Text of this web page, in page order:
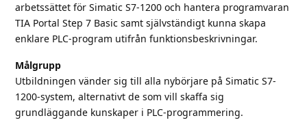
arbetssättet för Simatic S7-1200 och hantera programvaran
TIA Portal Step 7 Basic samt självständigt kunna skapa
enklare PLC-program utifrån funktionsbeskrivningar.
Målgrupp
Utbildningen vänder sig till alla nybörjare på Simatic S7-
1200-system, alternativt de som vill skaffa sig
grundläggande kunskaper i PLC-programmering.